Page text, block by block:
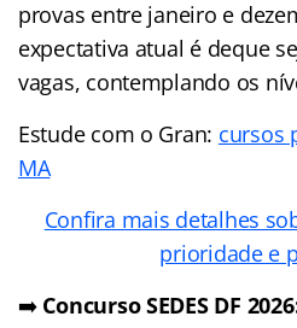
provas entre janeiro e
expectativa atual é deque
vagas, contemplando os
Estude com o Gran: cursos
MA
Confira mais detalhes
prioridade e
➡️ Concurso SEDES DF